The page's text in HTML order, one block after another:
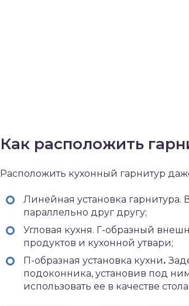
Как расположить
Расположить кухонный гарнитур
Линейная установка гарнитура.
параллельно друг другу;
Угловая кухня. Г-образный
продуктов и кухонной утвари;
П-образная установка кухни.
подоконника, установив под
использовать ее в качестве стола.